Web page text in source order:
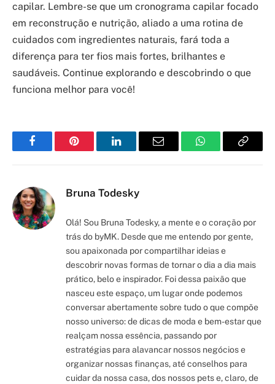
capilar. Lembre-se que um cronograma capilar focado
em reconstrução e nutrição, aliado a uma rotina de
cuidados com ingredientes naturais, fará toda a
diferença para ter fios mais fortes, brilhantes e
saudáveis. Continue explorando e descobrindo o que
funciona melhor para você!
FacebookPinterest LinkedInEmail WhatsAppCopy
Bruna Todesky
Olá! Sou Bruna Todesky, a mente e o coração por
trás do byMK. Desde que me entendo por gente,
sou apaixonada por compartilhar ideias e
descobrir novas formas de tornar o dia a dia mais
prático, belo e inspirador. Foi dessa paixão que
nasceu este espaço, um lugar onde podemos
conversar abertamente sobre tudo o que compõe
nosso universo: de dicas de moda e bem-estar que
realçam nossa essência, passando por
estratégias para alavancar nossos negócios e
organizar nossas finanças, até conselhos para
cuidar da nossa casa, dos nossos pets e, claro, de